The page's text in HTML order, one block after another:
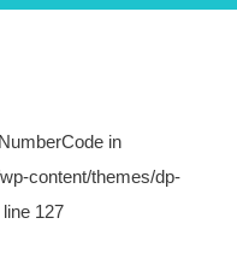
in
content/themes/dp-
127